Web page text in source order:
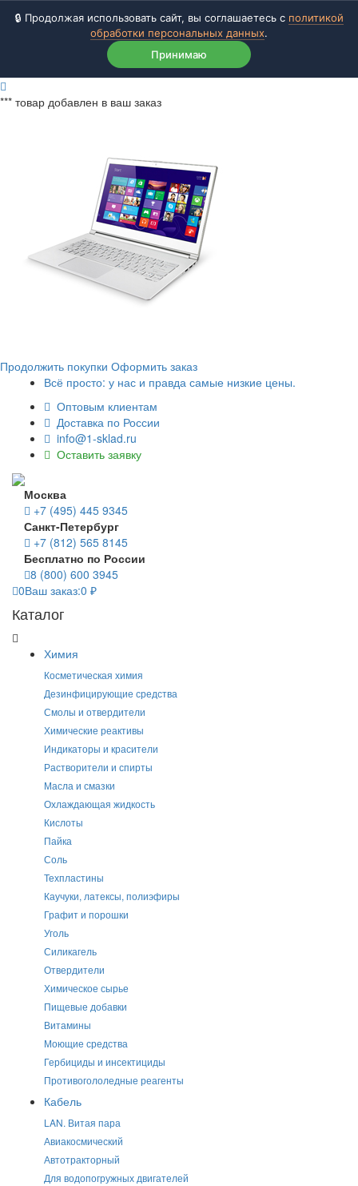
🔒 Продолжая использовать сайт, вы соглашаетесь с политикой
обработки персональных данных.
Принимаю
*** товар добавлен в ваш заказ
Продолжить покупки Оформить заказ
Всё просто: у нас и правда самые низкие цены.
Оптовым клиентам
Доставка по России
info@1-sklad.ru
Оставить заявку
Москва
+7 (495) 445 9345
Санкт-Петербург
+7 (812) 565 8145
Бесплатно по России
8 (800) 600 3945
0Ваш заказ:0 ₽
Каталог
Химия
Косметическая химия
Дезинфицирующие средства
Смолы и отвердители
Химические реактивы
Индикаторы и красители
Растворители и спирты
Масла и смазки
Охлаждающая жидкость
Кислоты
Пайка
Соль
Техпластины
Каучуки, латексы, полиэфиры
Графит и порошки
Уголь
Силикагель
Отвердители
Химическое сырье
Пищевые добавки
Витамины
Моющие средства
Гербициды и инсектициды
Противогололедные реагенты
Кабель
LAN. Витая пара
Авиакосмический
Автотракторный
Для водопогружных двигателей